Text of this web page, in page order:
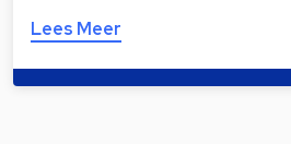
Lees Meer